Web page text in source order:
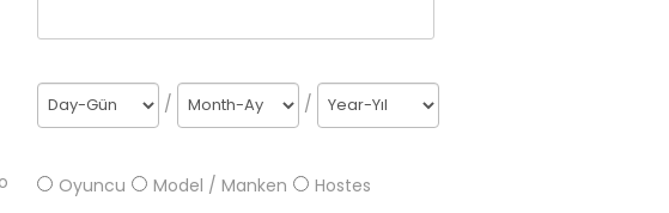
/ /
Oyuncu Model / Manken Hostes